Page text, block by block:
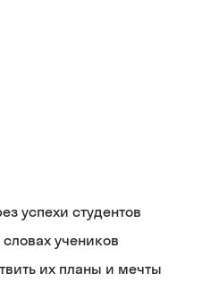
успехи студентов
учеников
их планы и мечты